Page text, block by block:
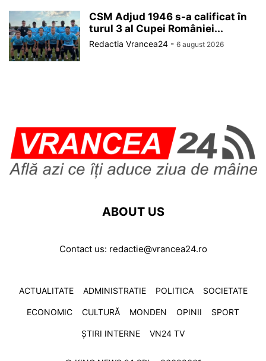
CSM Adjud 1946 s-a calificat în
turul 3 al Cupei României...
Redactia Vrancea24 - 6 august 2026
ABOUT US
Contact us: redactie@vrancea24.ro
ACTUALITATE ADMINISTRATIE POLITICA SOCIETATE
ECONOMIC CULTURĂ MONDEN OPINII SPORT
ȘTIRI INTERNE VN24 TV